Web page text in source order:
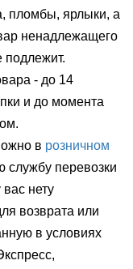
пломбы, ярлыки, а
ненадлежащего
подлежит.
- до 14
и до момента
в розничном
службу перевозки
вас нету
возврата или
в условиях